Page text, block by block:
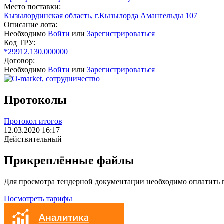
Место поставки:
Кызылординская область, г.Кызылорда Амангельды 107
Описание лота:
Необходимо Войти или Зарегистрироваться
Код ТРУ:
*29912.130.000000
Договор:
Необходимо Войти или Зарегистрироваться
Протоколы
Протокол итогов
12.03.2020 16:17
Действительный
Прикреплённые файлы
Для просмотра тендерной документации необходимо оплатить
Посмотреть тарифы